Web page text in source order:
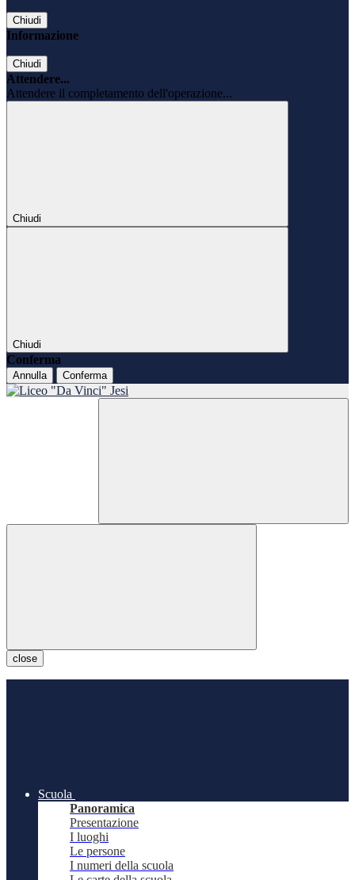
Chiudi
Informazione
Chiudi
Attendere...
Attendere il completamento dell'operazione...
Chiudi
Chiudi
Conferma
Annulla Conferma
close
Scuola
Panoramica
Presentazione
I luoghi
Le persone
I numeri della scuola